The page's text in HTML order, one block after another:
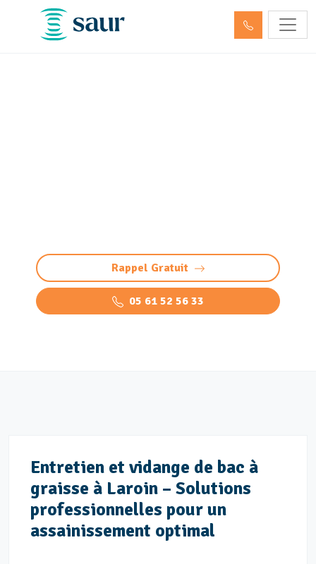
Rappel Gratuit
05 61 52 56 33
Entretien et vidange de bac à
graisse à Laroin – Solutions
professionnelles pour un
assainissement optimal